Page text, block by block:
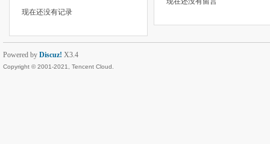
现在还没有记录
Powered by Discuz! X3.4
Copyright © 2001-2021, Tencent Cloud.